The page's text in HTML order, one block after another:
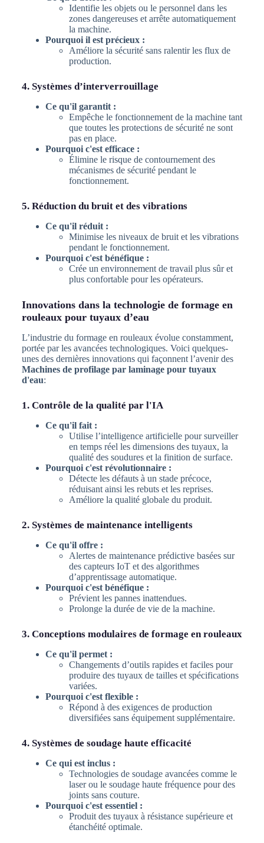
Identifie les objets ou le personnel dans les
zones dangereuses et arrête automatiquement
la machine.
Pourquoi il est précieux :
Améliore la sécurité sans ralentir les flux de
production.
4. Systèmes d’interverrouillage
Ce qu'il garantit :
Empêche le fonctionnement de la machine tant
que toutes les protections de sécurité ne sont
pas en place.
Pourquoi c'est efficace :
Élimine le risque de contournement des
mécanismes de sécurité pendant le
fonctionnement.
5. Réduction du bruit et des vibrations
Ce qu'il réduit :
Minimise les niveaux de bruit et les vibrations
pendant le fonctionnement.
Pourquoi c'est bénéfique :
Crée un environnement de travail plus sûr et
plus confortable pour les opérateurs.
Innovations dans la technologie de formage en
rouleaux pour tuyaux d’eau
L’industrie du formage en rouleaux évolue constamment,
portée par les avancées technologiques. Voici quelques-
unes des dernières innovations qui façonnent l’avenir des
Machines de profilage par laminage pour tuyaux
d'eau:
1. Contrôle de la qualité par l'IA
Ce qu'il fait :
Utilise l’intelligence artificielle pour surveiller
en temps réel les dimensions des tuyaux, la
qualité des soudures et la finition de surface.
Pourquoi c'est révolutionnaire :
Détecte les défauts à un stade précoce,
réduisant ainsi les rebuts et les reprises.
Améliore la qualité globale du produit.
2. Systèmes de maintenance intelligents
Ce qu'il offre :
Alertes de maintenance prédictive basées sur
des capteurs IoT et des algorithmes
d’apprentissage automatique.
Pourquoi c'est bénéfique :
Prévient les pannes inattendues.
Prolonge la durée de vie de la machine.
3. Conceptions modulaires de formage en rouleaux
Ce qu'il permet :
Changements d’outils rapides et faciles pour
produire des tuyaux de tailles et spécifications
variées.
Pourquoi c'est flexible :
Répond à des exigences de production
diversifiées sans équipement supplémentaire.
4. Systèmes de soudage haute efficacité
Ce qui est inclus :
Technologies de soudage avancées comme le
laser ou le soudage haute fréquence pour des
joints sans couture.
Pourquoi c'est essentiel :
Produit des tuyaux à résistance supérieure et
étanchéité optimale.